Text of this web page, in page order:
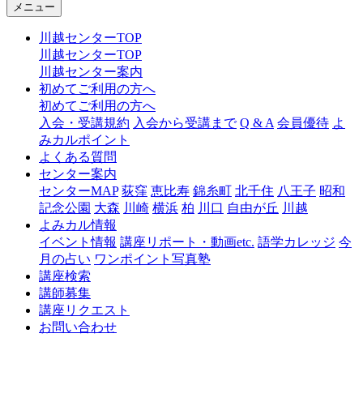
メニュー
川越センターTOP
川越センターTOP
川越センター案内
初めてご利用の方へ
初めてご利用の方へ
入会・受講規約 入会から受講まで Q & A 会員優待 よ
みカルポイント
よくある質問
センター案内
センターMAP 荻窪 恵比寿 錦糸町 北千住 八王子 昭和
記念公園 大森 川崎 横浜 柏 川口 自由が丘 川越
よみカル情報
イベント情報 講座リポート・動画etc. 語学カレッジ 今
月の占い ワンポイント写真塾
講座検索
講師募集
講座リクエスト
お問い合わせ